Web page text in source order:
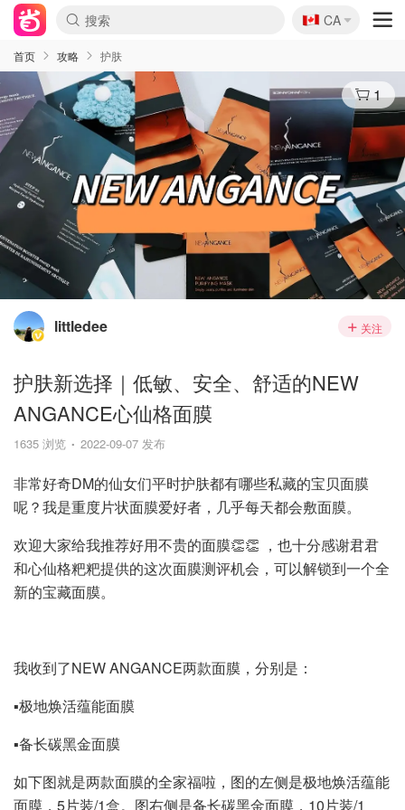
🇨🇦
CA
首页 攻略 护肤
1
littledee 关注
护肤新选择｜低敏、安全、舒适的NEW
ANGANCE心仙格面膜
1635 浏览 2022-09-07 发布
非常好奇DM的仙女们平时护肤都有哪些私藏的宝贝面膜
呢？我是重度片状面膜爱好者，几乎每天都会敷面膜。
欢迎大家给我推荐好用不贵的面膜👏👏 ，也十分感谢君君
和心仙格粑粑提供的这次面膜测评机会，可以解锁到一个全
新的宝藏面膜。
我收到了NEW ANGANCE两款面膜，分别是：
▪️极地焕活蕴能面膜
▪️备长碳黑金面膜
如下图就是两款面膜的全家福啦，图的左侧是极地焕活蕴能
面膜，5片装/1盒。图右侧是备长碳黑金面膜，10片装/1